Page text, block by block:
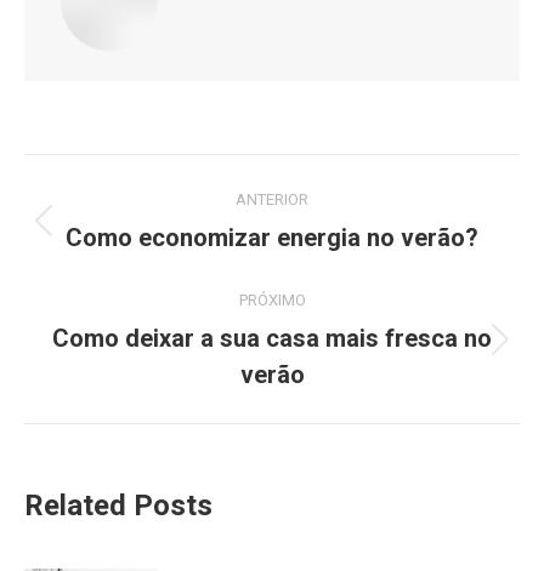
de
ANTERIOR
Post
Como economizar energia no verão?
PRÓXIMO
Próximo
post:
Como deixar a sua casa mais fresca no
verão
Related Posts